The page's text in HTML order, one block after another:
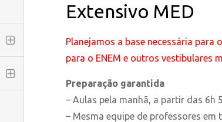
Extensivo MED
Planejamos a base necessária
para o ENEM e outros vestibulares
Preparação garantida
– Aulas pela manhã, a partir das 6h
– Mesma equipe de professores em